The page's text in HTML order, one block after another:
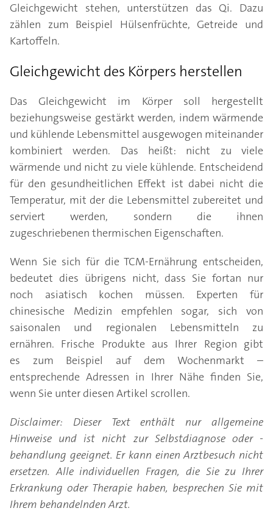
Gleichgewicht stehen, unterstützen das Qi. Dazu
zählen zum Beispiel Hülsenfrüchte, Getreide und
Kartoffeln.
Gleichgewicht des Körpers herstellen
Das Gleichgewicht im Körper soll hergestellt
beziehungsweise gestärkt werden, indem wärmende
und kühlende Lebensmittel ausgewogen miteinander
kombiniert werden. Das heißt: nicht zu viele
wärmende und nicht zu viele kühlende. Entscheidend
für den gesundheitlichen Effekt ist dabei nicht die
Temperatur, mit der die Lebensmittel zubereitet und
serviert werden, sondern die ihnen
zugeschriebenen thermischen Eigenschaften.
Wenn Sie sich für die TCM-Ernährung entscheiden,
bedeutet dies übrigens nicht, dass Sie fortan nur
noch asiatisch kochen müssen. Experten für
chinesische Medizin empfehlen sogar, sich von
saisonalen und regionalen Lebensmitteln zu
ernähren. Frische Produkte aus Ihrer Region gibt
es zum Beispiel auf dem Wochenmarkt –
entsprechende Adressen in Ihrer Nähe finden Sie,
wenn Sie unter diesen Artikel scrollen.
Disclaimer: Dieser Text enthält nur allgemeine
Hinweise und ist nicht zur Selbstdiagnose oder -
behandlung geeignet. Er kann einen Arztbesuch nicht
ersetzen. Alle individuellen Fragen, die Sie zu Ihrer
Erkrankung oder Therapie haben, besprechen Sie mit
Ihrem behandelnden Arzt.